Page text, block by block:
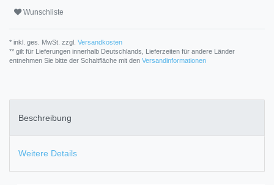
Wunschliste
* inkl. ges. MwSt. zzgl.
Versandkosten
** gilt für Lieferungen innerhalb Deutschlands, Lieferzeiten für andere Länder
entnehmen Sie bitte der Schaltfläche mit den Versandinformationen
Beschreibung
Weitere Details